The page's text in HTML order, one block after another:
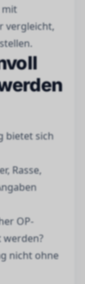
mit
vergleicht,
bietet sich
Rasse,
OP-
werden?
nicht ohne